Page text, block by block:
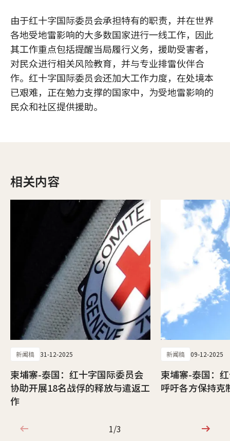
由于红十字国际委员会承担特有的职责，并在世界
各地受地雷影响的大多数国家进行一线工作，因此
其工作重点包括提醒当局履行义务，援助受害者，
对民众进行相关风险教育，并与专业排雷伙伴合
作。红十字国际委员会还加大工作力度，在处境本
已艰难，正在勉力支撑的国家中，为受地雷影响的
民众和社区提供援助。
相关内容
新闻稿 31-12-2025
柬埔寨-泰国：红十字国际委员会
协助开展18名战俘的释放与遣返工
作
新闻稿 09-12-2025
柬埔寨-泰国：
呼吁各方保持克
1/3
1/3